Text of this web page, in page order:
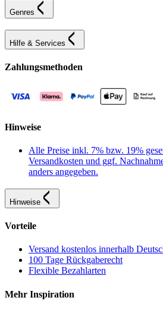
Genres
Hilfe & Services
Zahlungsmethoden
Hinweise
Alle Preise inkl. 7% bzw. 19%
Versandkosten und ggf.
anders angegeben.
Hinweise
Vorteile
Versand kostenlos innerhalb
100 Tage Rückgaberecht
Flexible Bezahlarten
Mehr Inspiration